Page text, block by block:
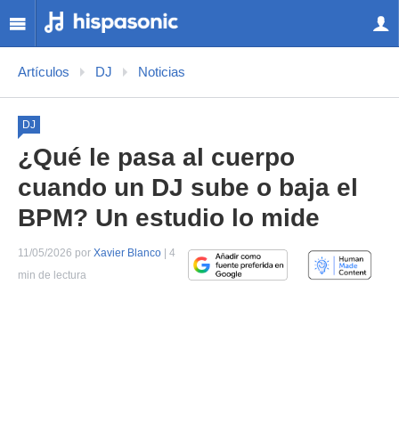
Artículos DJ Noticias
DJ
¿Qué le pasa al cuerpo
cuando un DJ sube o baja el
BPM? Un estudio lo mide
11/05/2026 por Xavier Blanco | 4
min de lectura